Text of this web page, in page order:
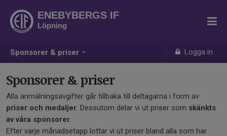
Sponsorer & priser Logga in
ENEBYBERGS IF
Löpning
Sponsorer & priser
Alla anmälningsavgifter går tillbaka till deltagarna i form av
priser och medaljer. Dessutom delar vi ut priser som skänkts
av våra sponsorer.
Efter varje månadsetapp lottar vi ut priser bland alla som har